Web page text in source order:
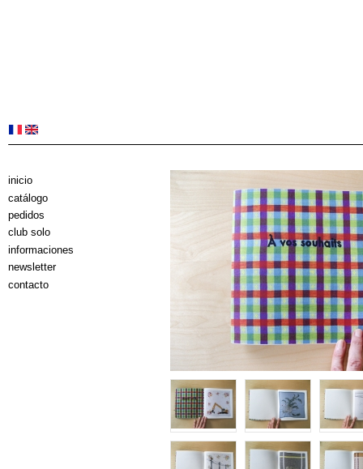
inicio
catálogo
pedidos
club solo
informaciones
newsletter
contacto